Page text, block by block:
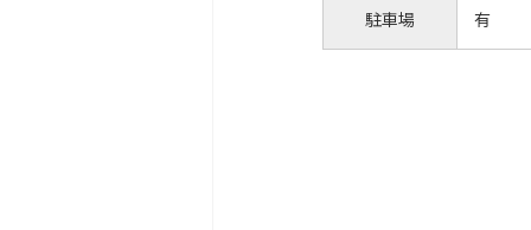
駐車場 有